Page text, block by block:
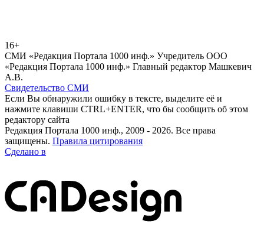
16+
СМИ «Редакция Портала 1000 инф.» Учредитель ООО
«Редакция Портала 1000 инф.» Главный редактор Машкевич
А.В.
Свидетельство СМИ
Если Вы обнаружили ошибку в тексте, выделите её и
нажмите клавиши CTRL+ENTER, что бы сообщить об этом
редактору сайта
Редакция Портала 1000 инф., 2009 - 2026. Все права
защищены. Правила цитирования
Сделано в